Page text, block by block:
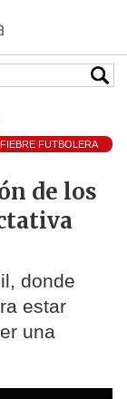
FIEBRE FUTBOLERA
de los
donde
estar
una